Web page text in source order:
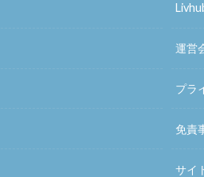
運営
プラ
免責
サイ